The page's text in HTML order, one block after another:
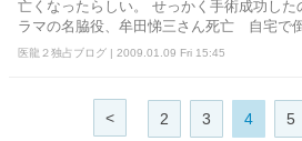
亡くなったらしい。 せっかく手術成功した
ラマの名脇役、牟田悌三さん死亡 自宅で
医龍２独占ブログ | 2009.01.09 Fri 15:45
< 2 3 4 5